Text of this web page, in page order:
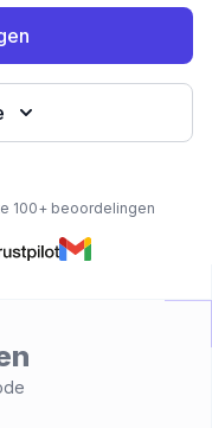
100+ beoordelingen